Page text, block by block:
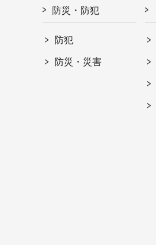
防災・防犯
防犯
防災・災害